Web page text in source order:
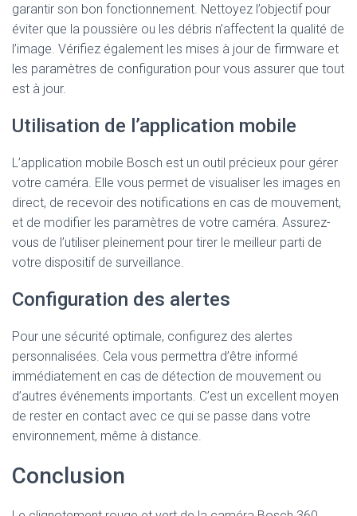
garantir son bon fonctionnement. Nettoyez l’objectif pour
éviter que la poussière ou les débris n’affectent la qualité de
l’image. Vérifiez également les mises à jour de firmware et
les paramètres de configuration pour vous assurer que tout
est à jour.
Utilisation de l’application mobile
L’application mobile Bosch est un outil précieux pour gérer
votre caméra. Elle vous permet de visualiser les images en
direct, de recevoir des notifications en cas de mouvement,
et de modifier les paramètres de votre caméra. Assurez-
vous de l’utiliser pleinement pour tirer le meilleur parti de
votre dispositif de surveillance.
Configuration des alertes
Pour une sécurité optimale, configurez des alertes
personnalisées. Cela vous permettra d’être informé
immédiatement en cas de détection de mouvement ou
d’autres événements importants. C’est un excellent moyen
de rester en contact avec ce qui se passe dans votre
environnement, même à distance.
Conclusion